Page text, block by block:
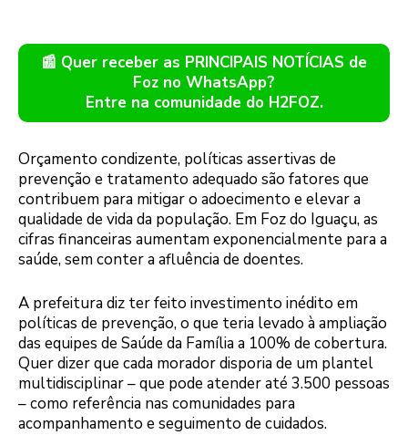
📰 Quer receber as PRINCIPAIS NOTÍCIAS de
Foz no WhatsApp?
Entre na comunidade do H2FOZ.
Orçamento condizente, políticas assertivas de
prevenção e tratamento adequado são fatores que
contribuem para mitigar o adoecimento e elevar a
qualidade de vida da população. Em Foz do Iguaçu, as
cifras financeiras aumentam exponencialmente para a
saúde, sem conter a afluência de doentes.
A prefeitura diz ter feito investimento inédito em
políticas de prevenção, o que teria levado à ampliação
das equipes de Saúde da Família a 100% de cobertura.
Quer dizer que cada morador disporia de um plantel
multidisciplinar – que pode atender até 3.500 pessoas
– como referência nas comunidades para
acompanhamento e seguimento de cuidados.